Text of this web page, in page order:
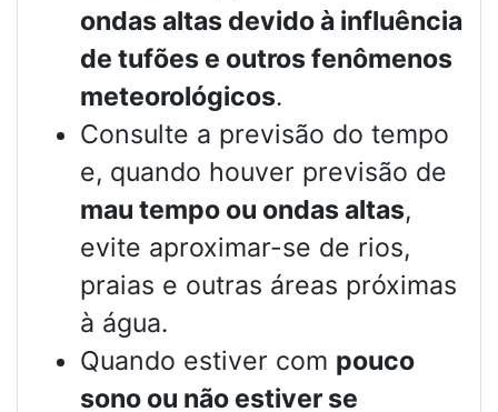
ondas altas devido à influência
de tufões e outros fenômenos
meteorológicos.
Consulte a previsão do tempo
e, quando houver previsão de
mau tempo ou ondas altas,
evite aproximar-se de rios,
praias e outras áreas próximas
à água.
Quando estiver com pouco
sono ou não estiver se